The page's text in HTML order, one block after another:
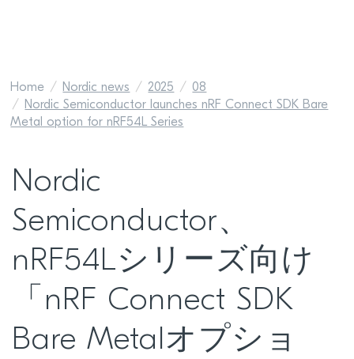
Home Nordic news 2025
08
Nordic Semiconductor launches nRF Connect SDK Bare
Metal option for nRF54L Series
Nordic
Semiconductor、
nRF54Lシリーズ向け
「nRF Connect SDK
Bare Metalオプショ